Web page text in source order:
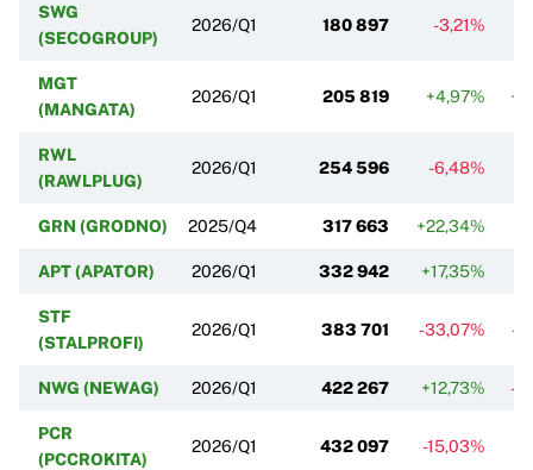
SWG
(SECOGROUP)
2026/Q1 180 897 -3,21%
MGT
(MANGATA)
2026/Q1 205 819 +4,97%
RWL
(RAWLPLUG)
2026/Q1 254 596 -6,48%
GRN (GRODNO) 2025/Q4 317 663 +22,34%
APT (APATOR) 2026/Q1 332 942 +17,35%
STF
(STALPROFI)
2026/Q1 383 701 -33,07% -
NWG (NEWAG) 2026/Q1 422 267 +12,73% -
PCR
(PCCROKITA)
2026/Q1 432 097 -15,03%